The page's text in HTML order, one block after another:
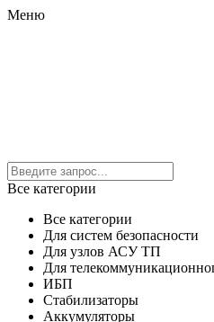
Меню
Все категории
Все категории
Для систем безопасности
Для узлов АСУ ТП
Для
ИБП
Стабилизаторы
Аккумуляторы